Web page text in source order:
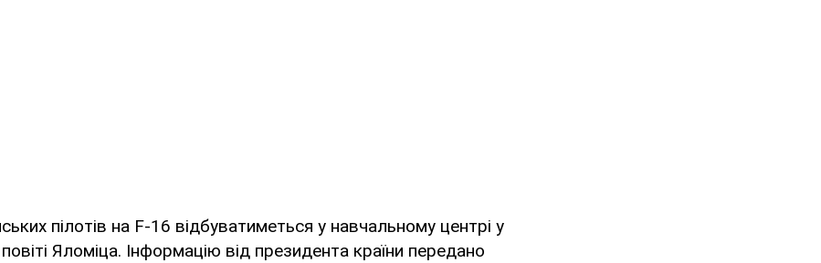
пілотів на F-16 відбуватиметься у навчальному центрі у
Яломіца. Інформацію від президента країни передано